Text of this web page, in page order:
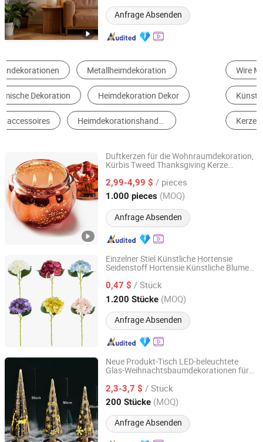
Anfrage Absenden
Wire Mesh Machine Wandpapier
Künstliche Blume Harz-Fertigkeit
Kerze und Kerzenständer Künstliche Pflanze
Duftkerzen für die Wohnraumdekoration,
Kürbis Tweed Thanksgiving Kerze
2,99-4,99 $ / pieces
1.000 pieces (MOQ)
Anfrage Absenden
Zhongshan Hengwang Arts & Crafts Co., Ltd.
Guangdong, China Seit 2024
Einzelner Stiel Künstliche Hortensie
Seidenstoff Hortensie Künstliche Blumen
0,47 $ / Stück
1.200 Stücke (MOQ)
Anfrage Absenden
Zhejiang Hansy Craft Co., Ltd
Zhejiang, China Seit 2026
Neue Produkt-Tisch LED-beleuchtete
Glas-Weihnachtsbaumdekorationen für
2,3-3,7 $ / Stück
200 Stücke (MOQ)
Anfrage Absenden
Baoying County Tongxingyong Glass Crafts Factory
Jiangsu, China Seit 2025